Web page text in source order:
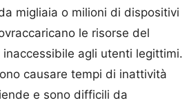
migliaia o milioni di dispositivi
le risorse del
agli utenti legittimi.
causare tempi di inattività
e sono difficili da